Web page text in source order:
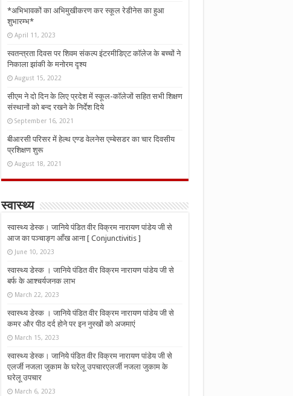
*अभिभावकों का अभिमुखीकरण कर स्कूल रेडीनेस का हुआ
शुभारम्भ*
April 11, 2023
स्वतन्त्रता दिवस पर शिवम संकल्प इंटरमीडिएट कॉलेज के बच्चों ने
निकाला झांकी के मनोरम दृश्य
August 15, 2022
सीएम ने दो दिन के लिए प्रदेश में स्कूल-कॉलेजों सहित सभी शिक्षण
संस्थानों को बन्द रखने के निर्देश दिये
September 16, 2021
बीआरसी परिसर में हेल्थ एण्ड वेलनेस एम्बेसडर का चार दिवसीय
प्रशिक्षण शुरू
August 18, 2021
स्वास्थ्य
स्वास्थ्य डेस्क। जानिये पंडित वीर विक्रम नारायण पांडेय जी से
आज का पञ्चाङ्ग आँख आना [ Conjunctivitis ]
June 10, 2023
स्वास्थ्य डेस्क । जानिये पंडित वीर विक्रम नारायण पांडेय जी से
बर्फ के आश्चर्यजनक लाभ
March 22, 2023
स्वास्थ्य डेस्क । जानिये पंडित वीर विक्रम नारायण पांडेय जी से
कमर और पीठ दर्द होने पर इन नुस्‍खों को अजमाएं
March 15, 2023
स्वास्थ्य डेस्क। जानिये पंडित वीर विक्रम नारायण पांडेय जी से
एलर्जी नजला जुकाम के घरेलू उपचारएलर्जी नजला जुकाम के
घरेलू उपचार
March 6, 2023